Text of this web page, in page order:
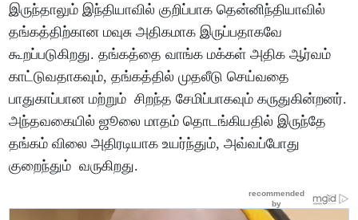
இருந்தாலும் இந்தியாவில் குறிப்பாக தென்னிந்தியாவில்
தங்கத்திற்கான மவுசு அதிகமாக இருப்பதாகவே
கூறப்படுகிறது. தங்கத்தை வாங்க மக்கள் அதிக ஆர்வம்
காட்டுவதாகவும், தங்கத்தில் முதலீடு செய்வதை
பாதுகாப்பான மற்றும் சிறந்த சேமிப்பாகவும் கருதுகின்றனர்.
அந்தவகையில் ஜூலை மாதம் தொடங்கியதில் இருந்தே
தங்கம் விலை அதிரடியாக உயர்ந்தும், அவ்வப்போது
குறைந்தும் வருகிறது.